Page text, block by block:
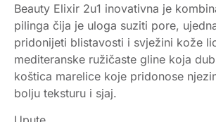
Beauty Elixir 2u1 inovativna je
pilinga čija je uloga suziti pore,
pridonijeti blistavosti i svježini kože
mediteranske ružičaste gline koja
koštica marelice koje pridonose
bolju teksturu i sjaj.